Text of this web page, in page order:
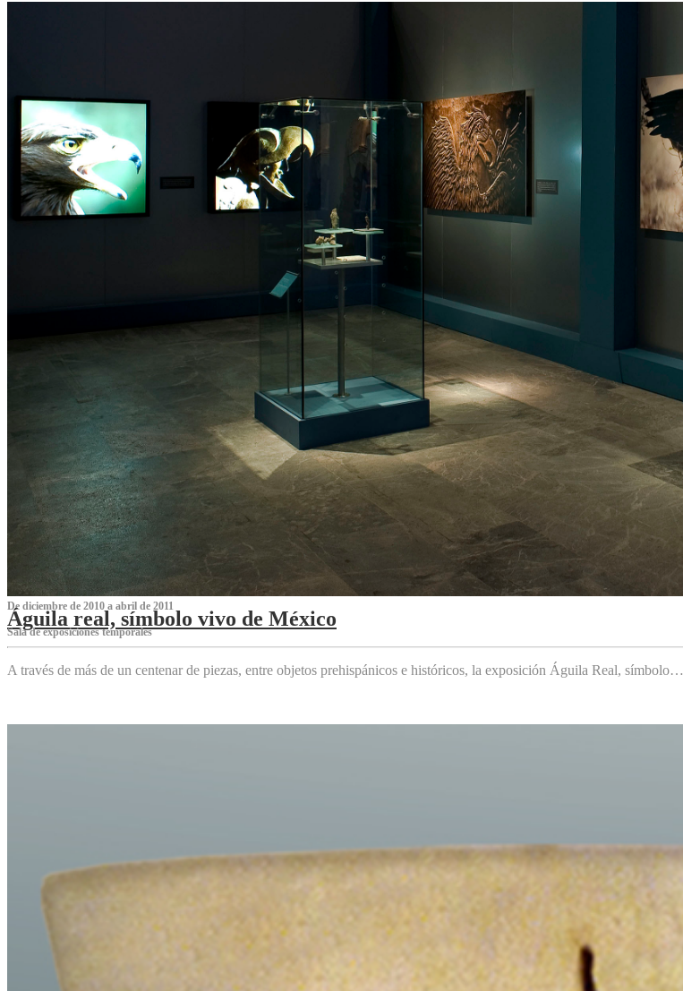
De diciembre de 2010 a abril de 2011
Águila real, símbolo vivo de México
Sala de exposiciones temporales
A través de más de un centenar de piezas, entre objetos prehispánicos e históricos, la exposición Águila Real, símbolo…